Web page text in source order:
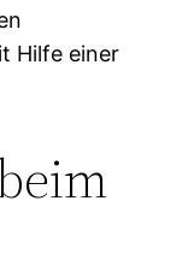
Hilfe einer